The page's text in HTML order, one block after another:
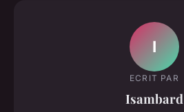
I
ECRIT PAR
Isambard